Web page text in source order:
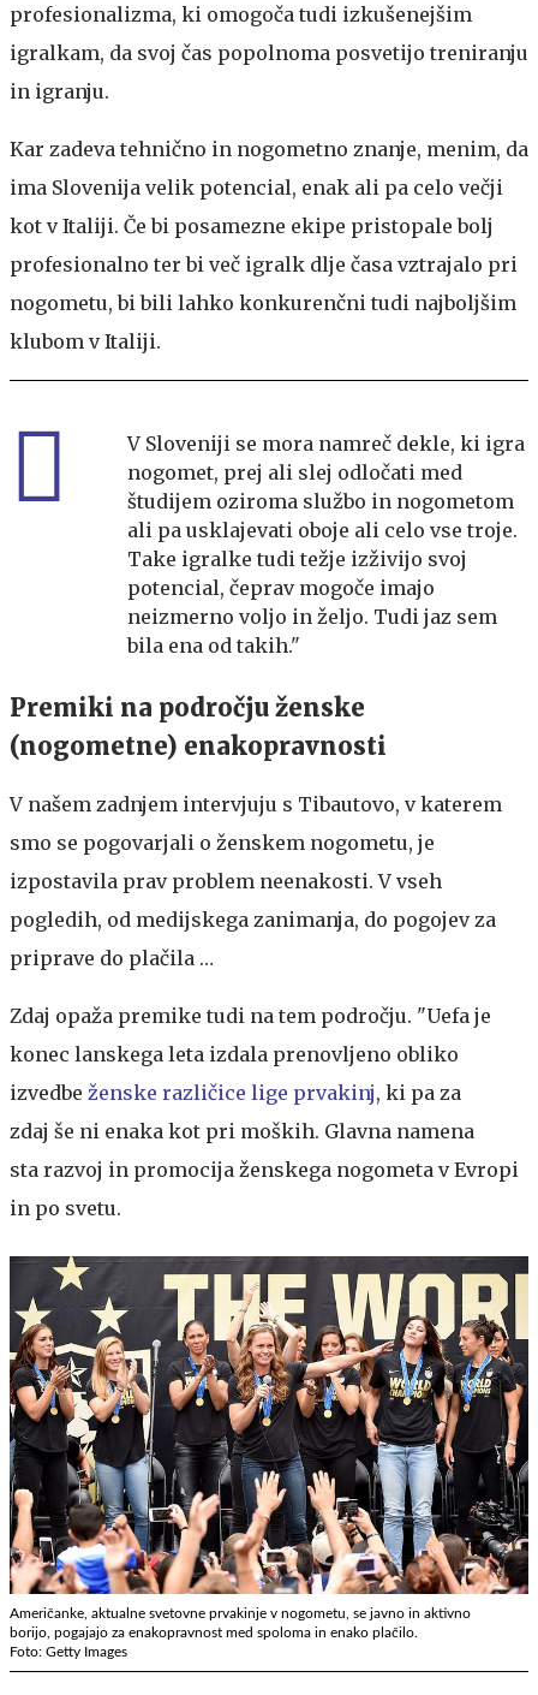
profesionalizma, ki omogoča tudi izkušenejšim
igralkam, da svoj čas popolnoma posvetijo treniranju
in igranju.
Kar zadeva tehnično in nogometno znanje, menim, da
ima Slovenija velik potencial, enak ali pa celo večji
kot v Italiji. Če bi posamezne ekipe pristopale bolj
profesionalno ter bi več igralk dlje časa vztrajalo pri
nogometu, bi bili lahko konkurenčni tudi najboljšim
klubom v Italiji.
V Sloveniji se mora namreč dekle, ki igra
nogomet, prej ali slej odločati med
študijem oziroma službo in nogometom
ali pa usklajevati oboje ali celo vse troje.
Take igralke tudi težje izživijo svoj
potencial, čeprav mogoče imajo
neizmerno voljo in željo. Tudi jaz sem
bila ena od takih."
Premiki na področju ženske
(nogometne) enakopravnosti
V našem zadnjem intervjuju s Tibautovo, v katerem
smo se pogovarjali o ženskem nogometu, je
izpostavila prav problem neenakosti. V vseh
pogledih, od medijskega zanimanja, do pogojev za
priprave do plačila …
Zdaj opaža premike tudi na tem področju. "Uefa je
konec lanskega leta izdala prenovljeno obliko
izvedbe ženske različice lige prvakinj, ki pa za
zdaj še ni enaka kot pri moških. Glavna namena
sta razvoj in promocija ženskega nogometa v Evropi
in po svetu.
Američanke, aktualne svetovne prvakinje v nogometu, se javno in aktivno
borijo, pogajajo za enakopravnost med spoloma in enako plačilo.
Foto: Getty Images